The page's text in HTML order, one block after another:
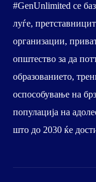
#GenUnlimited се
луѓе,
организации,
општество за да
образованието,
оспособување на
популација на
што до 2030 ќе